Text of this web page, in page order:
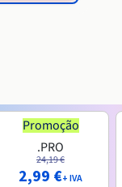
Promoção
.PRO
24,19 €
2,99 €+ IVA